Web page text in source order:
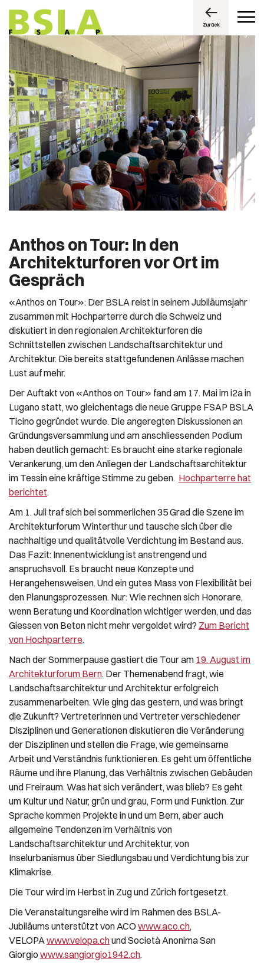
Zurück
Anthos on Tour: In den
Architekturforen vor Ort im
Gespräch
«Anthos on Tour»: Der BSLA reist in seinem Jubiläumsjahr
zusammen mit Hochparterre durch die Schweiz und
diskutiert in den regionalen Architekturforen die
Schnittstellen zwischen Landschaftsarchitektur und
Architektur. Die bereits stattgefundenen Anlässe machen
Lust auf mehr.
Der Auftakt von «Anthos on Tour» fand am 17. Mai im i2a in
Lugano statt, wo gleichentags die neue Gruppe FSAP BSLA
Ticino gegründet wurde. Die angeregten Diskussionen an
Gründungsversammlung und am anschliessenden Podium
haben deutlich gemacht: Es braucht eine starke regionale
Verankerung, um den Anliegen der Landschaftsarchitektur
im Tessin eine kräftige Stimme zu geben. Hochparterre hat
berichtet.
Am 1. Juli traf sich bei sommerlichen 35 Grad die Szene im
Architekturforum Winterthur und tausche sich über die
nachhaltige und qualitätvolle Verdichtung im Bestand aus.
Das Fazit: Innenentwicklung ist anstrengend und
anspruchsvoll. Es braucht neue Konzepte und
Herangehensweisen. Und ein gutes Mass von Flexibilität bei
den Planungsprozessen. Nur: Wie rechnen sich Honorare,
wenn Beratung und Koordination wichtiger werden, und das
Giessen von Beton nicht mehr vergoldet wird? Zum Bericht
von Hochparterre.
Nach der Sommerpause gastiert die Tour am 19. August im
Architekturforum Bern. Der Themenabend fragt, wie
Landschaftsarchitektur und Architektur erfolgreich
zusammenarbeiten. Wie ging das gestern, und was bringt
die Zukunft? Vertreterinnen und Vertreter verschiedener
Disziplinen und Generationen diskutieren die Veränderung
der Disziplinen und stellen die Frage, wie gemeinsame
Arbeit und Verständnis funktionieren. Es geht um öffentliche
Räume und ihre Planung, das Verhältnis zwischen Gebäuden
und Freiraum. Was hat sich verändert, was blieb? Es geht
um Kultur und Natur, grün und grau, Form und Funktion. Zur
Sprache kommen Projekte in und um Bern, aber auch
allgemeine Tendenzen im Verhältnis von
Landschaftsarchitektur und Architektur, von
Inselurbanismus über Siedlungsbau und Verdichtung bis zur
Klimakrise.
Die Tour wird im Herbst in Zug und Zürich fortgesetzt.
Die Veranstaltungsreihe wird im Rahmen des BSLA-
Jubiläums unterstützt von ACOwww.aco.ch,
VELOPA www.velopa.chund Società Anonima San
Giorgio www.sangiorgio1942.ch.